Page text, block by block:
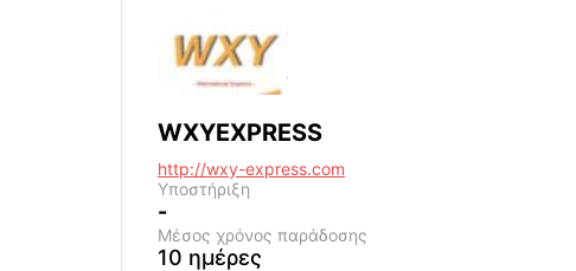
WXYEXPRESS
http://wxy-express.com
Υποστήριξη
-
Μέσος χρόνος παράδοσης
10 ημέρες